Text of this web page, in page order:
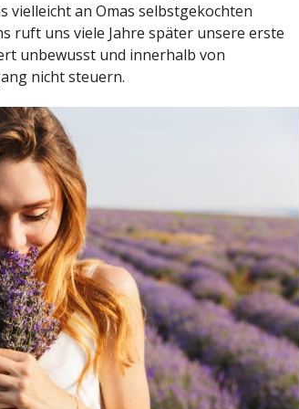
an Omas selbstgekochten
ruft uns viele Jahre später unsere erste
unbewusst und innerhalb von
nicht steuern.